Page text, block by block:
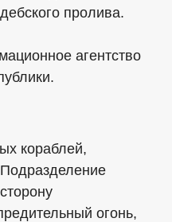
пролива.
агентство
кораблей,
огонь,